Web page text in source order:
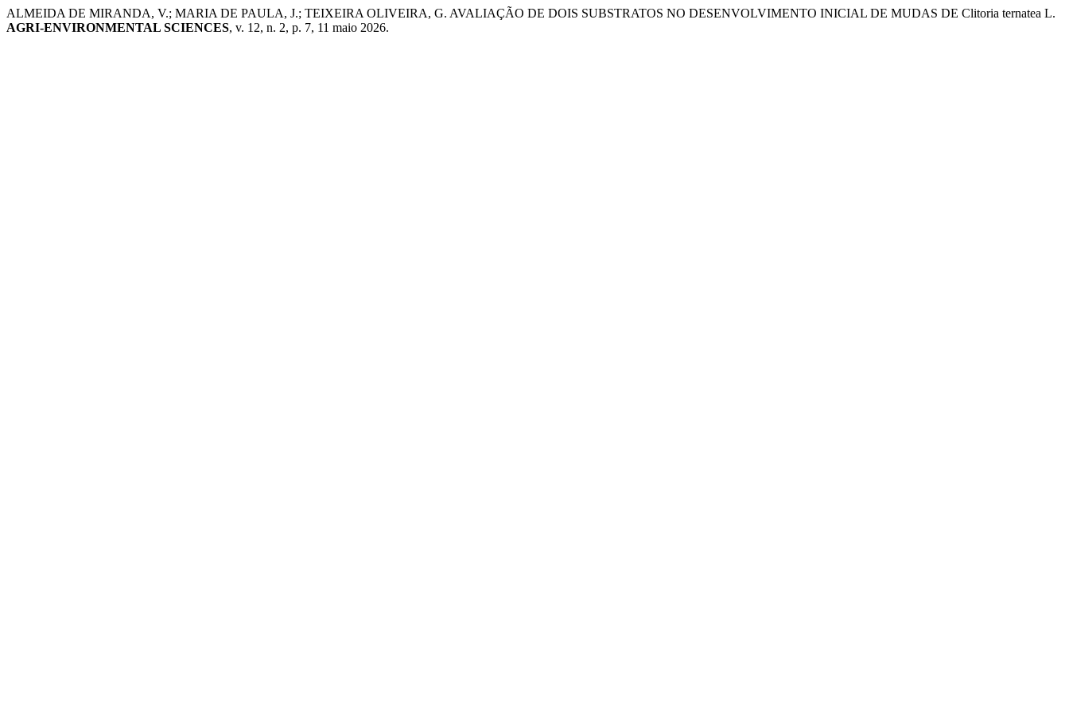
ALMEIDA DE MIRANDA, V.; MARIA DE PAULA, J.; TEIXEIRA OLIVEIRA, G. AVALIAÇÃO DE DOIS SUBSTRATOS NO DESENVOLVIMENTO INICIAL DE MUDAS DE Clitoria ternatea L.
AGRI-ENVIRONMENTAL SCIENCES, v. 12, n. 2, p. 7, 11 maio 2026.